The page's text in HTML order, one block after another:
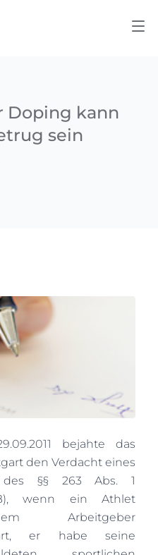
Doping kann
sein
bejahte das
den Verdacht eines
§§ 263 Abs. 1
wenn ein Athlet
Arbeitgeber
er habe seine